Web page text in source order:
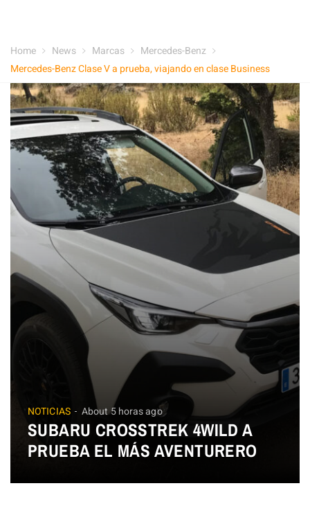
Home News Marcas
Mercedes-Benz
Mercedes-Benz Clase V a prueba, viajando en clase Business
NOTICIAS About 5 horas ago
SUBARU CROSSTREK 4WILD A
PRUEBA EL MÁS AVENTURERO